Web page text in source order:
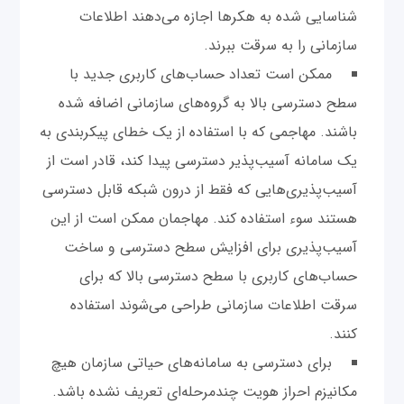
شناسایی شده به هکرها اجازه می‌دهند اطلاعات
سازمانی را به سرقت ببرند.
ممکن است تعداد حساب‌های کاربری جدید با
سطح دسترسی بالا به گروه‌های سازمانی اضافه شده
باشند. مهاجمی که با استفاده از یک خطای پیکربندی به
یک سامانه آسیب‌پذیر دسترسی پیدا کند، قادر است از
آسیب‌پذیری‌هایی که فقط از درون شبکه قابل دسترسی
هستند سوء استفاده کند. مهاجمان ممکن است از این
آسیب‌پذیری برای افزایش سطح دسترسی و ساخت
حساب‌های کاربری با سطح دسترسی بالا که برای
سرقت اطلاعات سازمانی طراحی می‌شوند استفاده
کنند.
برای دسترسی به سامانه‌های حیاتی سازمان هیچ
مکانیزم احراز هویت چند‌مرحله‌ای تعریف نشده باشد.